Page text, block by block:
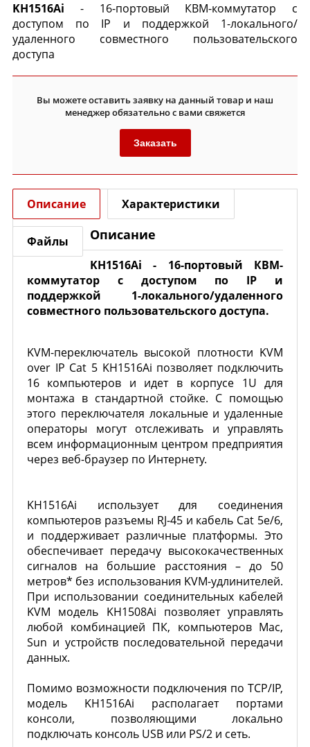
KH1516Ai - 16-портовый КВМ-коммутатор с
доступом по IP и поддержкой 1-локального/
удаленного совместного пользовательского
доступа
Вы можете оставить заявку на данный товар и наш
менеджер обязательно с вами свяжется
Заказать
Описание Характеристики
Файлы Описание
KH1516Ai - 16-портовый КВМ-
коммутатор с доступом по IP и
поддержкой 1-локального/удаленного
совместного пользовательского доступа.
KVM-переключатель высокой плотности KVM
over IP Cat 5 KH1516Ai позволяет подключить
16 компьютеров и идет в корпусе 1U для
монтажа в стандартной стойке. С помощью
этого переключателя локальные и удаленные
операторы могут отслеживать и управлять
всем информационным центром предприятия
через веб-браузер по Интернету.
KH1516Ai использует для соединения
компьютеров разъемы RJ-45 и кабель Cat 5e/6,
и поддерживает различные платформы. Это
обеспечивает передачу высококачественных
сигналов на большие расстояния – до 50
метров* без использования KVM-удлинителей.
При использовании соединительных кабелей
KVM модель KH1508Ai позволяет управлять
любой комбинацией ПК, компьютеров Mac,
Sun и устройств последовательной передачи
данных.
Помимо возможности подключения по TCP/IP,
модель KH1516Ai располагает портами
консоли, позволяющими локально
подключать консоль USB или PS/2 и сеть.